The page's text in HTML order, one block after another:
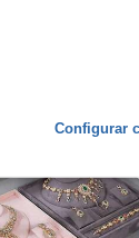
Configurar